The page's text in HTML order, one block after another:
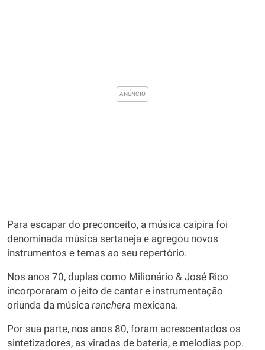
Para escapar do preconceito, a música caipira foi
denominada música sertaneja e agregou novos
instrumentos e temas ao seu repertório.
Nos anos 70, duplas como Milionário & José Rico
incorporaram o jeito de cantar e instrumentação
oriunda da música ranchera mexicana.
Por sua parte, nos anos 80, foram acrescentados os
sintetizadores, as viradas de bateria, e melodias pop.